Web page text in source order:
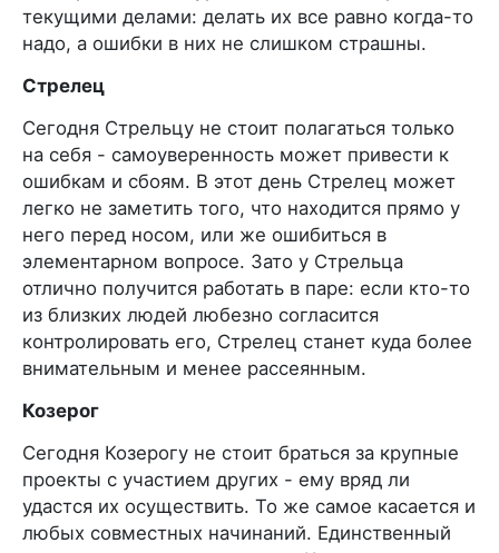
текущими делами: делать их все равно когда-то
надо, а ошибки в них не слишком страшны.
Стрелец
Сегодня Стрельцу не стоит полагаться только
на себя - самоуверенность может привести к
ошибкам и сбоям. В этот день Стрелец может
легко не заметить того, что находится прямо у
него перед носом, или же ошибиться в
элементарном вопросе. Зато у Стрельца
отлично получится работать в паре: если кто-то
из близких людей любезно согласится
контролировать его, Стрелец станет куда более
внимательным и менее рассеянным.
Козерог
Сегодня Козерогу не стоит браться за крупные
проекты с участием других - ему вряд ли
удастся их осуществить. То же самое касается и
любых совместных начинаний. Единственный